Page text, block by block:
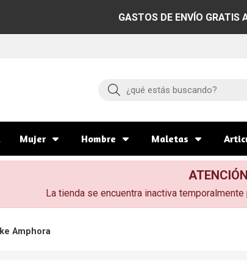
GASTOS DE ENVÍO GRATIS
Buscar
Mujer Hombre Maletas
ATENCIÓN
La tienda se encuentra inactiva
Amphora